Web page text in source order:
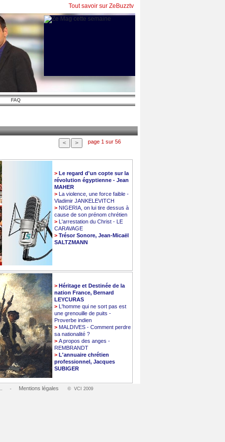
Tout savoir sur ZeBuzztv
FAQ
page 1 sur 56
> Le regard d'un copte sur la
révolution égyptienne - Jean
MAHER
> La violence, une force faible -
Vladimir JANKELEVITCH
> NIGERIA, on lui tire dessus à
cause de son prénom chrétien
> L'arrestation du Christ - LE
CARAVAGE
> Trésor Sonore, Jean-Micaël
SALTZMANN
> Héritage et Destinée de la
nation France, Bernard
LEYCURAS
> L'homme qui ne sort pas est
une grenouille de puits -
Proverbe indien
> MALDIVES - Comment perdre
sa nationalité ?
> A propos des anges -
REMBRANDT
> L'annuaire chrétien
professionnel, Jacques
SUBIGER
- Mentions légales © VCI 2009